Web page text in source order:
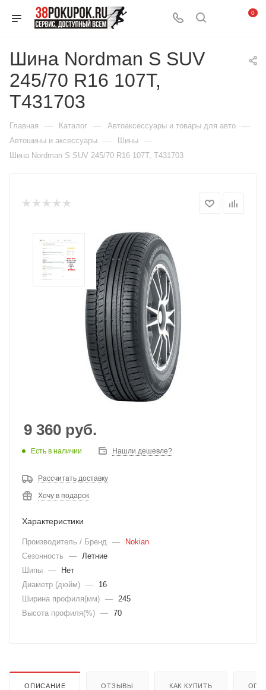
0
Шина Nordman S SUV
245/70 R16 107T,
T431703
Главная — Каталог — Автоаксессуары и товары для авто —
Автошины и аксессуары — Шины —
Шина Nordman S SUV 245/70 R16 107T, T431703
9 360 руб.
Есть в наличии Нашли дешевле?
Рассчитать доставку
Хочу в подарок
Характеристики
Производитель / Бренд —
Nokian
Сезонность
— Летние
Шипы —
Нет
Диаметр (дюйм) —
16
Ширина профиля(мм) — 245
Высота профиля(%) — 70
ОПИСАНИЕ ОТЗЫВЫ КАК КУПИТЬ